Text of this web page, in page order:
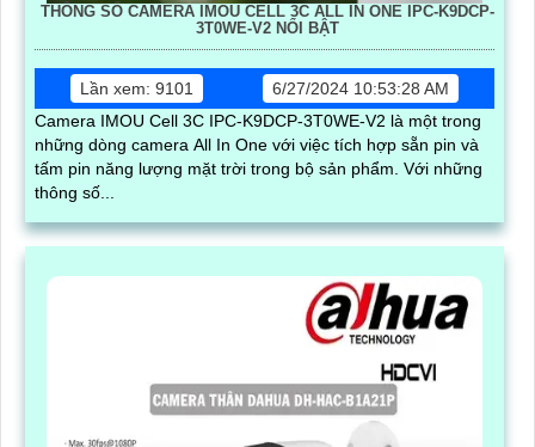
THÔNG SỐ CAMERA IMOU CELL 3C ALL IN ONE IPC-K9DCP-
3T0WE-V2 NỔI BẬT
Lần xem: 9101
6/27/2024 10:53:28 AM
Camera IMOU Cell 3C IPC-K9DCP-3T0WE-V2 là một trong
những dòng camera All In One với việc tích hợp sẵn pin và
tấm pin năng lượng mặt trời trong bộ sản phẩm. Với những
thông số...